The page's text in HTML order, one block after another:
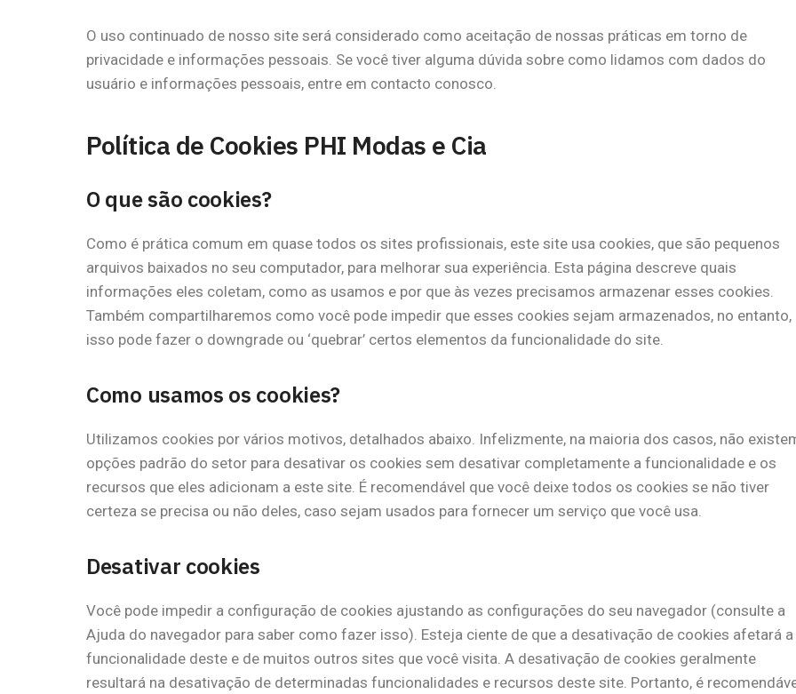
O uso continuado de nosso site será considerado como aceitação de nossas práticas em torno de
privacidade e informações pessoais. Se você tiver alguma dúvida sobre como lidamos com dados do
usuário e informações pessoais, entre em contacto conosco.
Política de Cookies PHI Modas e Cia
O que são cookies?
Como é prática comum em quase todos os sites profissionais, este site usa cookies, que são pequenos
arquivos baixados no seu computador, para melhorar sua experiência. Esta página descreve quais
informações eles coletam, como as usamos e por que às vezes precisamos armazenar esses cookies.
Também compartilharemos como você pode impedir que esses cookies sejam armazenados, no entanto,
isso pode fazer o downgrade ou ‘quebrar’ certos elementos da funcionalidade do site.
Como usamos os cookies?
Utilizamos cookies por vários motivos, detalhados abaixo. Infelizmente, na maioria dos casos, não
opções padrão do setor para desativar os cookies sem desativar completamente a funcionalidade e os
recursos que eles adicionam a este site. É recomendável que você deixe todos os cookies se não tiver
certeza se precisa ou não deles, caso sejam usados ​​para fornecer um serviço que você usa.
Desativar cookies
Você pode impedir a configuração de cookies ajustando as configurações do seu navegador (consulte a
Ajuda do navegador para saber como fazer isso). Esteja ciente de que a desativação de cookies afetará a
funcionalidade deste e de muitos outros sites que você visita. A desativação de cookies geralmente
resultará na desativação de determinadas funcionalidades e recursos deste site. Portanto, é